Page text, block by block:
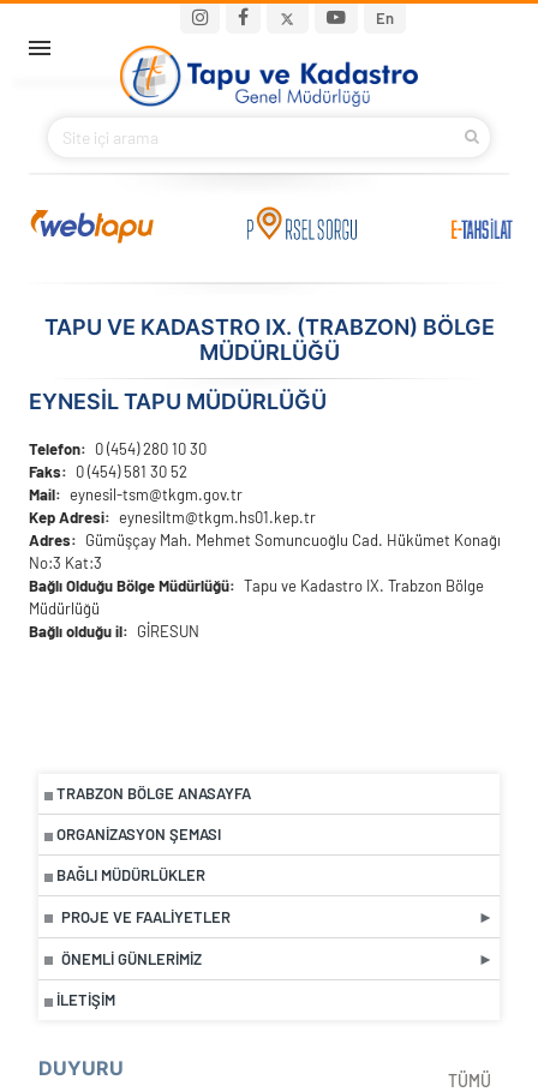
En
Main navigation
BAKANIMIZ
KURUMSAL
İLETIŞIM
S.S.S.
TAPU VE KADASTRO IX. (TRABZON) BÖLGE
MÜDÜRLÜĞÜ
TRABZON BÖLGE ANASAYFA
ORGANIZASYON ŞEMASI
BAĞLI MÜDÜRLÜKLER
PROJE VE FAALIYETLER
ÖNEMLI GÜNLERIMIZ
İLETIŞIM
DUYURU
TÜMÜ
EYNESİL TAPU MÜDÜRLÜĞÜ
Telefon
0 (454) 280 10 30
Faks
0 (454) 581 30 52
Mail
eynesil-tsm@tkgm.gov.tr
Kep Adresi
eynesiltm@tkgm.hs01.kep.tr
Adres
Gümüşçay Mah. Mehmet Somuncuoğlu Cad. Hükümet Konağı
No:3 Kat:3
Bağlı Olduğu Bölge Müdürlüğü
Tapu ve Kadastro IX. Trabzon Bölge
Müdürlüğü
Bağlı olduğu il
GİRESUN